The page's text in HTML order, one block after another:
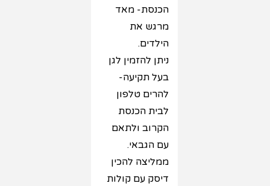
הכנסת- מאד
מרגש את
הילדים.
ניתן להזמין לגן
בעל תקיעה-
להרים טלפון
לבית הכנסת
הקרוב ולתאם
עם הגבאי.
ממליצה להכין
דיסק עם קולות